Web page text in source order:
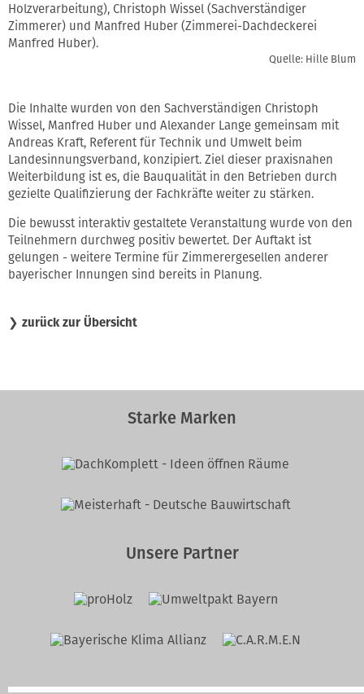
Holzverarbeitung), Christoph Wissel (Sachverständiger
Zimmerer) und Manfred Huber (Zimmerei-Dachdeckerei
Manfred Huber).
Quelle: Hille Blum
Die Inhalte wurden von den Sachverständigen Christoph
Wissel, Manfred Huber und Alexander Lange gemeinsam mit
Andreas Kraft, Referent für Technik und Umwelt beim
Landesinnungsverband, konzipiert. Ziel dieser praxisnahen
Weiterbildung ist es, die Bauqualität in den Betrieben durch
gezielte Qualifizierung der Fachkräfte weiter zu stärken.
Die bewusst interaktiv gestaltete Veranstaltung wurde von den
Teilnehmern durchweg positiv bewertet. Der Auftakt ist
gelungen - weitere Termine für Zimmerergesellen anderer
bayerischer Innungen sind bereits in Planung.
❯ zurück zur Übersicht
Starke Marken
Unsere Partner